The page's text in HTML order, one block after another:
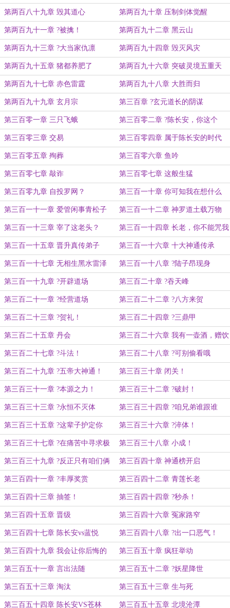
第两百八十九章 毁其道心 第两百九十章 压制剑体觉醒
第两百九十一章 ?被擒！ 第两百九十二章 黑云山
第两百九十三章 ?大当家仇凛 第两百九十四章 毁灭风灾
第两百九十五章 猪都养肥了 第两百九十六章 突破灵境五重天
第两百九十七章 赤色雷霆 第两百九十八章 大胜而归
第两百九十九章 玄月宗 第三百章 ?玄元道长的阴谋
第三百零一章 三只飞蛾 第三百零二章 ?陈长安，你这个
坑...
第三百零三章 交易 第三百零四章 属于陈长安的时代
第三百零五章 殉葬 第三百零六章 鱼吟
第三百零七章 敲诈 第三百零七章 这般生猛
第三百零九章 自投罗网？ 第三百一十章 你可知我在想什么
第三百一十一章 爱管闲事青松子 第三百一十二章 神罗道土载万物
第三百一十三章 宰了这老头？ 第三百一十四章 长老，你不能咒我
死啊
第三百一十五章 晋升真传弟子 第三百一十六章 十大神通传承
第三百一十七章 无相生黑水雷泽 第三百一十八章 ?陆子昂现身
第三百一十九章 ?开辟道场 第三百二十章 ?吞天峰
第三百二十一章 ?经营道场 第三百二十二章 ?八方来贺
第三百二十三章 ?贺礼！ 第三百二十四章 ?三鼎甲
第三百二十五章 丹会 第三百二十六章 我有一壶酒，赠饮
天下人
第三百二十七章 ?斗法！ 第三百二十八章 ?可别偷看哦
第三百二十九章 ?五帝大神通！ 第三百三十章 闭关！
第三百三十一章 ?本源之力！ 第三百三十二章 ?破封！
第三百三十三章 ?永恒不灭体 第三百三十四章 ?咱兄弟谁跟谁
第三百三十五章 ?这辈子护定你
了！
第三百三十六章 ?淬体！
第三百三十七章 ?在痛苦中寻求极
乐！
第三百三十八章 小成！
第三百三十九章 ?反正只有咱们俩
在
第三百四十章 神通榜开启
第三百四十一章 ?丰厚奖赏 第三百四十二章 青莲长老
第三百四十三章 抽签！ 第三百四十四章 ?秒杀！
第三百四十五章 晋级 第三百四十六章 冤家路窄
第三百四十七章 陈长安vs蓝悦 第三百四十八章 ?出一口恶气！
第三百四十九章 我会让你后悔的 第三百五十章 疯狂举动
第三百五十一章 言出法随 第三百五十二章 ?妖星降世
第三百五十三章 淘汰 第三百五十三章 生与死
第三百五十四章 陈长安VS苍林 第三百五十五章 北境沧潭